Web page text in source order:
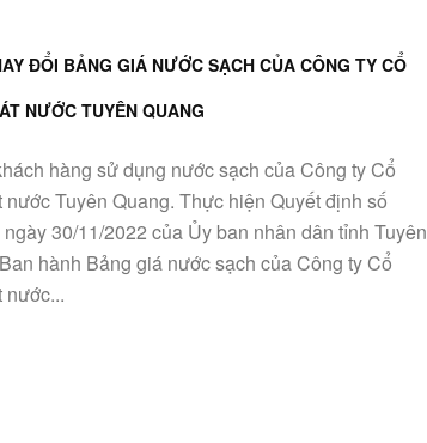
ĐỔI BẢNG GIÁ NƯỚC SẠCH CỦA CÔNG TY CỔ
NƯỚC TUYÊN QUANG
hàng sử dụng nước sạch của Công ty Cổ
nước Tuyên Quang. Thực hiện Quyết định số
30/11/2022 của Ủy ban nhân dân tỉnh Tuyên
hành Bảng giá nước sạch của Công ty Cổ
nước...